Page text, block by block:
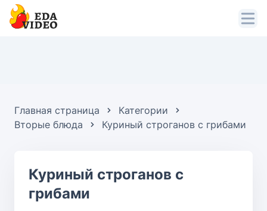
Главная страница
Категории
Вторые блюда
Куриный строганов с грибами
Куриный строганов с
грибами